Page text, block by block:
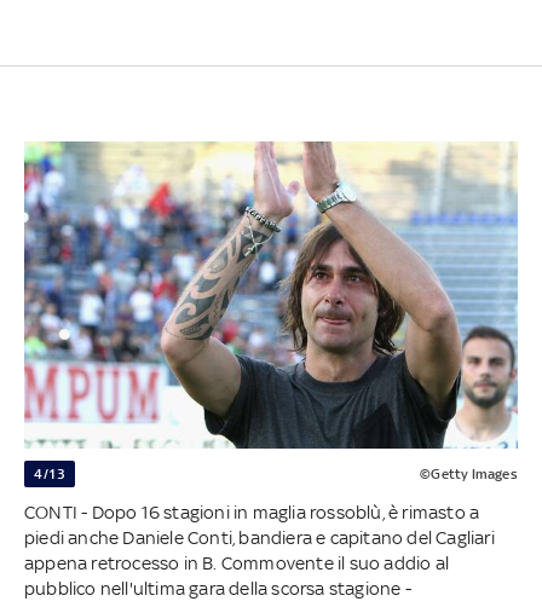
4/13 ©Getty Images
CONTI - Dopo 16 stagioni in maglia rossoblù, è rimasto a
piedi anche Daniele Conti, bandiera e capitano del Cagliari
appena retrocesso in B. Commovente il suo addio al
pubblico nell'ultima gara della scorsa stagione -